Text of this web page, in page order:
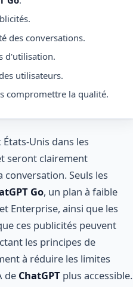
des conversations.
d'utilisation.
utilisateurs.
compromettre la qualité.
États-Unis dans les
seront clairement
Seuls les
Go, un plan à faible
Enterprise, ainsi que les
ces publicités peuvent
les principes de
à réduire les limites
de ChatGPT plus accessible.